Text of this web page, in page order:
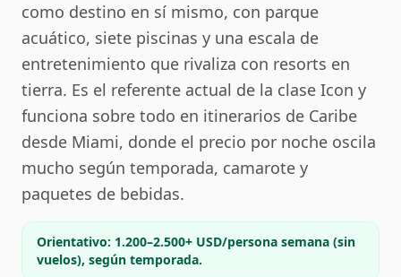
como destino en sí mismo, con parque
acuático, siete piscinas y una escala de
entretenimiento que rivaliza con resorts en
tierra. Es el referente actual de la clase Icon y
funciona sobre todo en itinerarios de Caribe
desde Miami, donde el precio por noche oscila
mucho según temporada, camarote y
paquetes de bebidas.
Orientativo: 1.200–2.500+ USD/persona semana (sin
vuelos), según temporada.